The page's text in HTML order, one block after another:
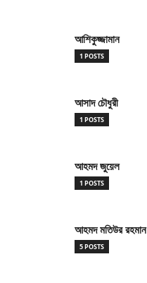
আশিকুজ্জামান
1 POSTS
আসাদ চৌধুরী
1 POSTS
আহমদ জুয়েল
1 POSTS
আহমদ মতিউর রহমান
5 POSTS